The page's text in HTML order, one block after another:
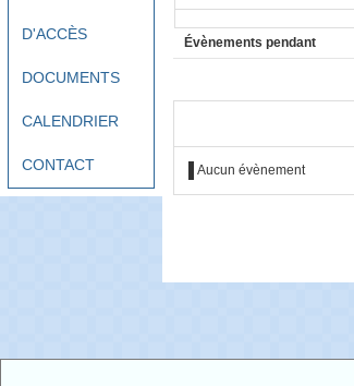
D'ACCÈS
DOCUMENTS
CALENDRIER
CONTACT
Évènements pendant
Aucun évènement